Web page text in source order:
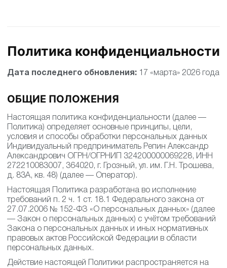
Политика конфиденциальности
Дата последнего обновления: 17 «марта» 2026 года
ОБЩИЕ ПОЛОЖЕНИЯ
Настоящая политика конфиденциальности (далее —
Политика) определяет основные принципы, цели,
условия и способы обработки персональных данных
Индивидуальный предприниматель Репин Александр
Александрович ОГРН/ОГРНИП 324200000069228, ИНН
272210083007, 364020, г. Грозный, ул. им. Г.Н. Трошева,
д. 83А, кв. 48) (далее — Оператор).
Настоящая Политика разработана во исполнение
требований п. 2 ч. 1 ст. 18.1 Федерального закона от
27.07.2006 № 152-ФЗ «О персональных данных» (далее
— Закон о персональных данных) с учётом требований
Закона о персональных данных и иных нормативных
правовых актов Российской Федерации в области
персональных данных.
Действие настоящей Политики распространяется на